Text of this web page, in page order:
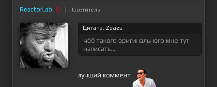
ReactorLab Посетитель
Цитата: Zsazs
чёб такого оригинального мне тут
написать...
лучший коммент